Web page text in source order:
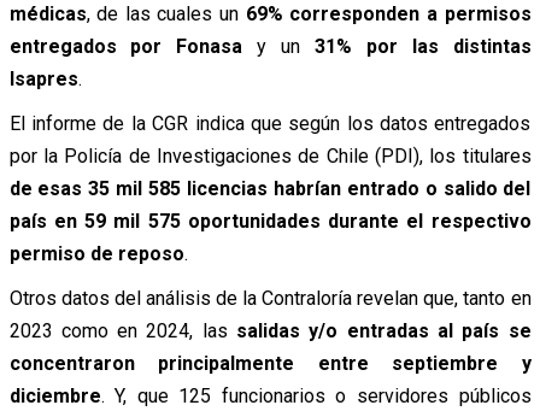
médicas, de las cuales un 69% corresponden a permisos
entregados por Fonasa y un 31% por las distintas
Isapres.
El informe de la CGR indica que según los datos entregados
por la Policía de Investigaciones de Chile (PDI), los titulares
de esas 35 mil 585 licencias habrían entrado o salido del
país en 59 mil 575 oportunidades durante el respectivo
permiso de reposo.
Otros datos del análisis de la Contraloría revelan que, tanto en
2023 como en 2024, las salidas y/o entradas al país se
concentraron principalmente entre septiembre y
diciembre. Y, que 125 funcionarios o servidores públicos